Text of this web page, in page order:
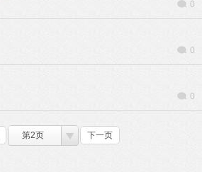
0
0
0
第2页 下一页